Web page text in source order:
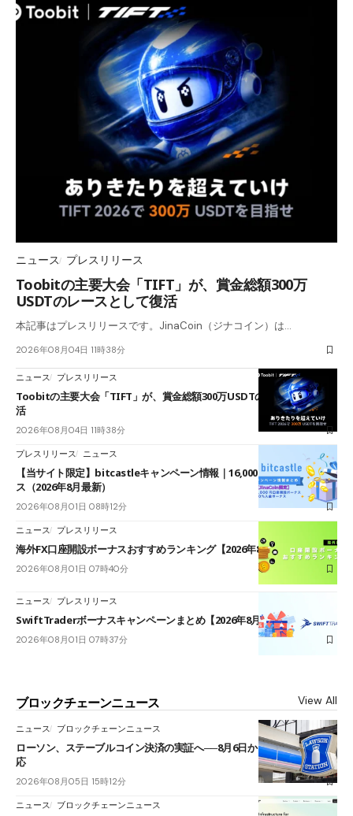
ニュース プレスリリース
Toobitの主要大会「TIFT」が、賞金総額300万
USDTのレースとして復活
本記事はプレスリリースです。JinaCoin（ジナコイン）は…
2026年08月04日 11時38分
ニュース プレスリリース
Toobitの主要大会「TIFT」が、賞金総額300万USDTのレースとして復
活
2026年08月04日 11時38分
プレスリリース ニュース
【当サイト限定】bitcastleキャンペーン情報｜16,000円口座開設ボーナ
ス（2026年8月最新）
2026年08月01日 08時12分
ニュース プレスリリース
海外FX口座開設ボーナスおすすめランキング【2026年8月最新】
2026年08月01日 07時40分
ニュース プレスリリース
SwiftTraderボーナスキャンペーンまとめ【2026年8月最新】
2026年08月01日 07時37分
ブロックチェーンニュース View All
ニュース ブロックチェーンニュース
ローソン、ステーブルコイン決済の実証へ──8月6日からJPYCやUSDC対
応
2026年08月05日 15時12分
ニュース ブロックチェーンニュース